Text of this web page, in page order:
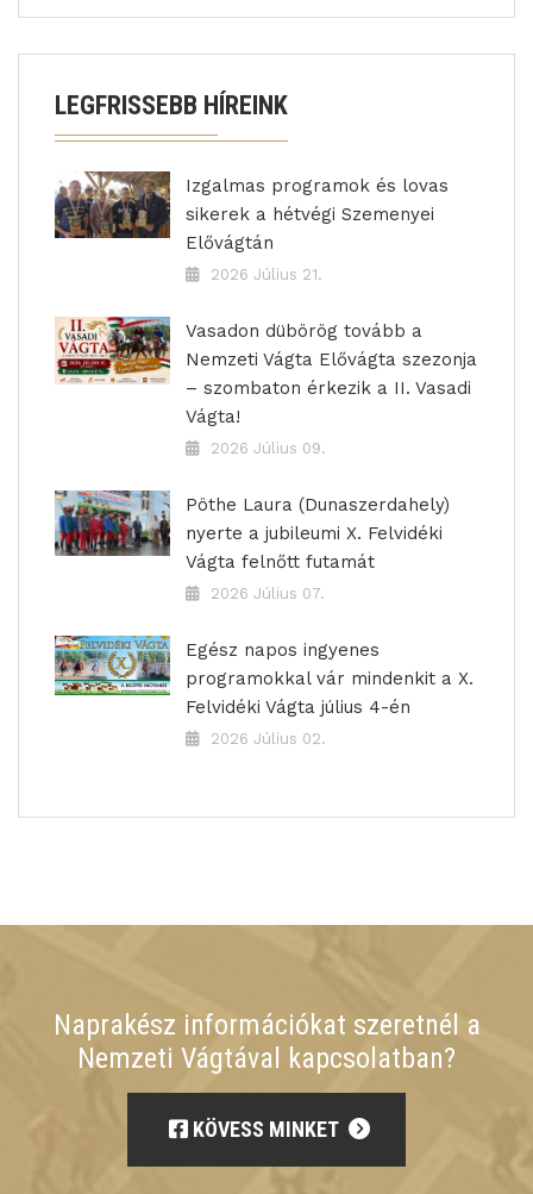
LEGFRISSEBB HÍREINK
Izgalmas programok és lovas
sikerek a hétvégi Szemenyei
Elővágtán
2026 Július 21.
Vasadon dübörög tovább a
Nemzeti Vágta Elővágta szezonja
– szombaton érkezik a II. Vasadi
Vágta!
2026 Július 09.
Pöthe Laura (Dunaszerdahely)
nyerte a jubileumi X. Felvidéki
Vágta felnőtt futamát
2026 Július 07.
Egész napos ingyenes
programokkal vár mindenkit a X.
Felvidéki Vágta július 4-én
2026 Július 02.
Naprakész információkat szeretnél a
Nemzeti Vágtával kapcsolatban?
KÖVESS MINKET